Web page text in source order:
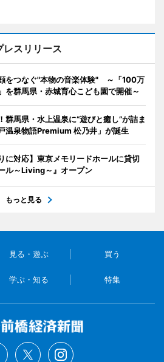
レスリリース
をつなぐ"本物の音楽体験" ～「100万
を群馬県・赤城育心こども園で開催～
群馬県・水上温泉に“遊びと癒し”が詰ま
温泉物語Premium 松乃井」が誕生
に対応】東京メモリードホールに貸切
ル～Living～』オープン
もっと見る
見る・遊ぶ 買う
学ぶ・知る 特集